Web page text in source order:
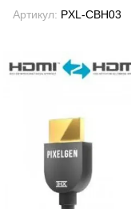
Артикул: PXL-CBH03